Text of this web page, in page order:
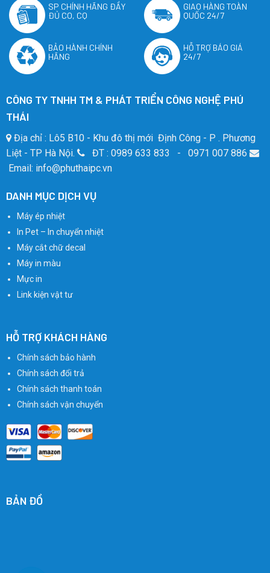
SP CHÍNH HÃNG ĐẦY
ĐỦ CO, CQ
GIAO HÀNG TOÀN
QUỐC 24/7
BẢO HÀNH CHÍNH
HÃNG
HỖ TRỢ BÁO GIÁ
24/7
CÔNG TY TNHH TM & PHÁT TRIỂN CÔNG NGHỆ PHÚ
THÁI
Địa chỉ : Lô5 B10 - Khu đô thị mới Định Công - P . Phương
Liệt - TP Hà Nội.
ĐT : 0989 633 833 - 0971 007 886
Email: info@phuthaipc.vn
DANH MỤC DỊCH VỤ
Máy ép nhiệt
In Pet – In chuyển nhiệt
Máy cắt chữ decal
Máy in màu
Mực in
Link kiện vật tư
HỖ TRỢ KHÁCH HÀNG
Chính sách bảo hành
Chính sách đổi trả
Chính sách thanh toán
Chính sách vận chuyển
BẢN ĐỒ